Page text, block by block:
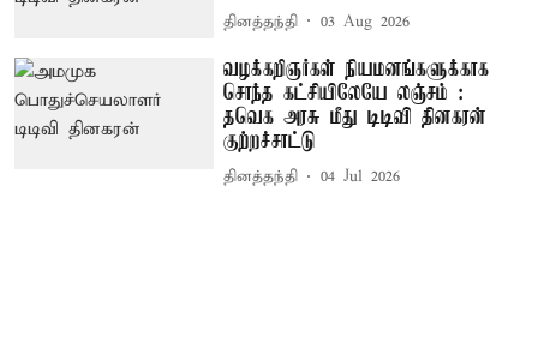
தினத்தந்தி 03 Aug 2026
வழக்கறிஞர்கள் நியமனங்களுக்காக
சொந்த கட்சியிலேயே லஞ்சம் :
தவெக அரசு மீது டிடிவி தினகரன்
குற்றச்சாட்டு
தினத்தந்தி 04 Jul 2026